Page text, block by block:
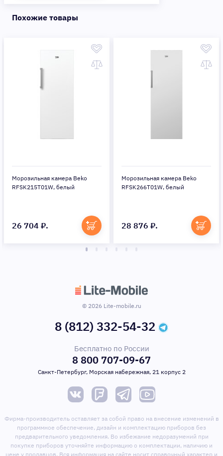
Похожие товары
Морозильная камера Beko
RFSK215T01W, белый
26 704 ₽.
Морозильная камера Beko
RFSK266T01W, белый
28 876 ₽.
© 2026 Lite-mobile.ru
8 (812) 332-54-32
Бесплатно по России
8 800 707-09-67
Санкт-Петербург, Морская набережная, 21 корпус 2
Фирма-производитель оставляет за собой право на внесение изменений в
программное обеспечение, дизайн и комплектацию приборов без
предварительного уведомления. Во избежание недоразумений при
покупке приборов уточняйте информацию о комплектации, наличию и
цене у продавцов. Вся информация на сайте носит справочный характер и